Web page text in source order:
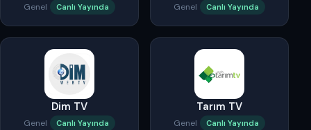
Genel Canlı Yayında Genel Canlı Yayında
Dim TV
Genel Canlı Yayında
Tarım TV
Genel Canlı Yayında